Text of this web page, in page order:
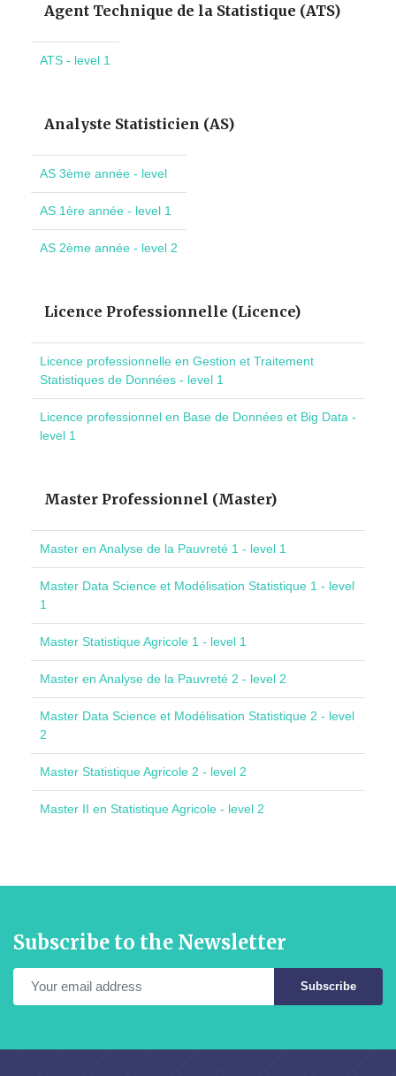
Agent Technique de la Statistique (ATS)
ATS - level 1
Analyste Statisticien (AS)
AS 3ème année - level
AS 1ère année - level 1
AS 2ème année - level 2
Licence Professionnelle (Licence)
Licence professionnelle en Gestion et Traitement
Statistiques de Données - level 1
Licence professionnel en Base de Données et Big Data -
level 1
Master Professionnel (Master)
Master en Analyse de la Pauvreté 1 - level 1
Master Data Science et Modélisation Statistique 1 - level
1
Master Statistique Agricole 1 - level 1
Master en Analyse de la Pauvreté 2 - level 2
Master Data Science et Modélisation Statistique 2 - level
2
Master Statistique Agricole 2 - level 2
Master II en Statistique Agricole - level 2
Subscribe to the Newsletter
Subscribe